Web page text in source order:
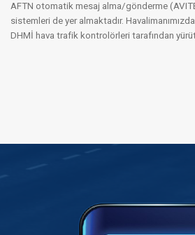
AFTN otomatik mesaj alma/gönderme
sistemleri de yer almaktadır.
DHMİ hava trafik kontrolörleri tarafından